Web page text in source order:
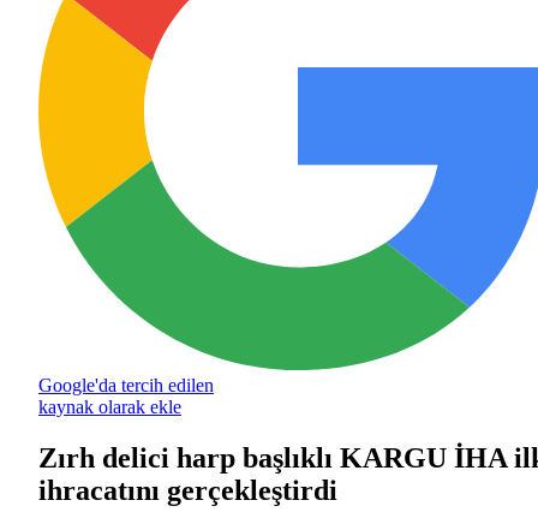
Google'da tercih edilen
kaynak olarak ekle
Zırh delici harp başlıklı KARGU İHA
ihracatını gerçekleştirdi